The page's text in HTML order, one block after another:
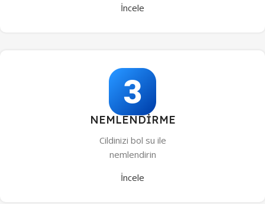
İncele
NEMLENDİRME
Cildinizi bol su ile
nemlendirin
İncele